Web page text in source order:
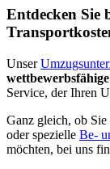
Entdecken Sie
Unser
Service, der Ihren
Ganz gleich, ob Sie
oder spezielle Be-
möchten, bei uns